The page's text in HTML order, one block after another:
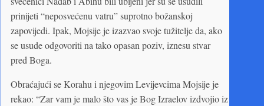
prinijeti “neposvećenu vatru” suprotno božanskoj
zapovijedi. Ipak, Mojsije je izazvao svoje tužitelje da, ako
se usude odgovoriti na tako opasan poziv, iznesu stvar
pred Boga.
Obraćajući se Korahu i njegovim Levijevcima Mojsije je
rekao: “Zar vam je malo što vas je Bog Izraelov izdvojio iz